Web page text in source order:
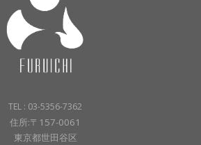
TEL : 03-5356-7362
住所:〒157-0061
東京都世田谷区